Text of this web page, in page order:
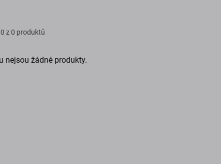
0 z 0 produktů
nejsou žádné produkty.